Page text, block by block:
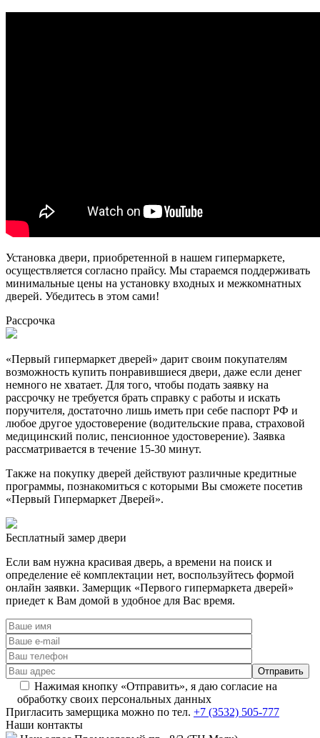
Установка двери, приобретенной в нашем гипермаркете,
осуществляется согласно прайсу. Мы стараемся поддерживать
минимальные цены на установку входных и межкомнатных
дверей. Убедитесь в этом сами!
Рассрочка
«Первый гипермаркет дверей» дарит своим покупателям
возможность купить понравившиеся двери, даже если денег
немного не хватает. Для того, чтобы подать заявку на
рассрочку не требуется брать справку с работы и искать
поручителя, достаточно лишь иметь при себе паспорт РФ и
любое другое удостоверение (водительские права, страховой
медицинский полис, пенсионное удостоверение). Заявка
рассматривается в течение 15-30 минут.
Также на покупку дверей действуют различные кредитные
программы, познакомиться с которыми Вы сможете посетив
«Первый Гипермаркет Дверей».
Бесплатный замер двери
Если вам нужна красивая дверь, а времени на поиск и
определение её комплектации нет, воспользуйтесь формой
онлайн заявки. Замерщик «Первого гипермаркета дверей»
приедет к Вам домой в удобное для Вас время.
Нажимая кнопку «Отправить», я даю согласие на
обработку своих персональных данных
Пригласить замерщика можно по тел. +7 (3532) 505-777
Наши контакты